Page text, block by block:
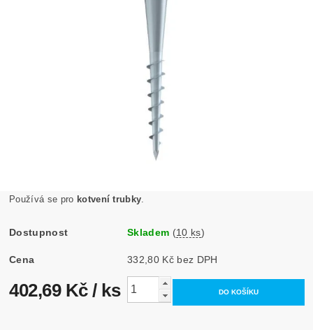
Používá se pro kotvení trubky
Dostupnost Skladem (10 ks)
Cena 332,80 Kč bez DPH
402,69 Kč/ ks